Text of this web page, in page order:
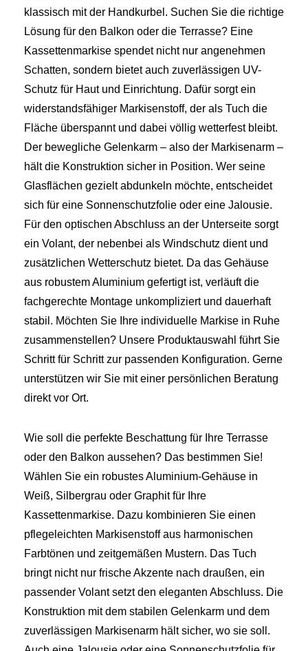
klassisch mit der Handkurbel. Suchen Sie die richtige
Lösung für den Balkon oder die Terrasse? Eine
Kassettenmarkise spendet nicht nur angenehmen
Schatten, sondern bietet auch zuverlässigen UV-
Schutz für Haut und Einrichtung. Dafür sorgt ein
widerstandsfähiger Markisenstoff, der als Tuch die
Fläche überspannt und dabei völlig wetterfest bleibt.
Der bewegliche Gelenkarm – also der Markisenarm –
hält die Konstruktion sicher in Position. Wer seine
Glasflächen gezielt abdunkeln möchte, entscheidet
sich für eine Sonnenschutzfolie oder eine Jalousie.
Für den optischen Abschluss an der Unterseite sorgt
ein Volant, der nebenbei als Windschutz dient und
zusätzlichen Wetterschutz bietet. Da das Gehäuse
aus robustem Aluminium gefertigt ist, verläuft die
fachgerechte Montage unkompliziert und dauerhaft
stabil. Möchten Sie Ihre individuelle Markise in Ruhe
zusammenstellen? Unsere Produktauswahl führt Sie
Schritt für Schritt zur passenden Konfiguration. Gerne
unterstützen wir Sie mit einer persönlichen Beratung
direkt vor Ort.
Wie soll die perfekte Beschattung für Ihre Terrasse
oder den Balkon aussehen? Das bestimmen Sie!
Wählen Sie ein robustes Aluminium-Gehäuse in
Weiß, Silbergrau oder Graphit für Ihre
Kassettenmarkise. Dazu kombinieren Sie einen
pflegeleichten Markisenstoff aus harmonischen
Farbtönen und zeitgemäßen Mustern. Das Tuch
bringt nicht nur frische Akzente nach draußen, ein
passender Volant setzt den eleganten Abschluss. Die
Konstruktion mit dem stabilen Gelenkarm und dem
zuverlässigen Markisenarm hält sicher, wo sie soll.